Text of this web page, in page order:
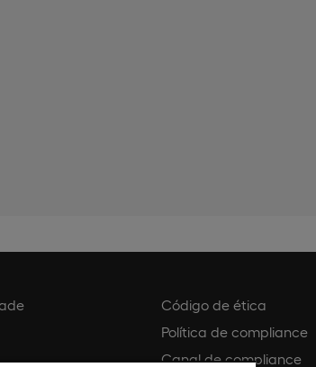
Código de ética
Política de compliance
Canal de compliance